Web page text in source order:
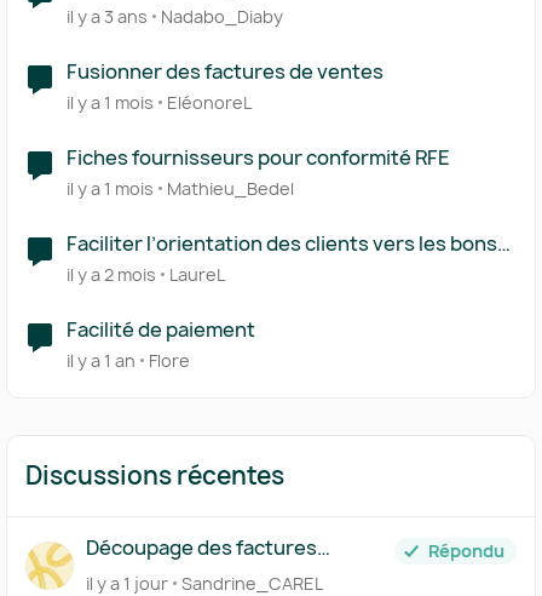
il y a 3 ans Nadabo_Diaby
Fusionner des factures de ventes
il y a 1 mois EléonoreL
Fiches fournisseurs pour conformité RFE
il y a 1 mois Mathieu_Bedel
Faciliter l’orientation des clients vers les bons
outils
il y a 2 mois LaureL
Facilité de paiement
il y a 1 an Flore
Discussions récentes
Découpage des factures
importées
Répondu
il y a 1 jour Sandrine_CAREL